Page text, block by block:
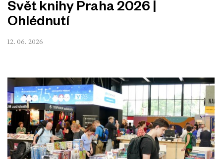
Svět knihy Praha 2026 |
Ohlédnutí
12. 06. 2026